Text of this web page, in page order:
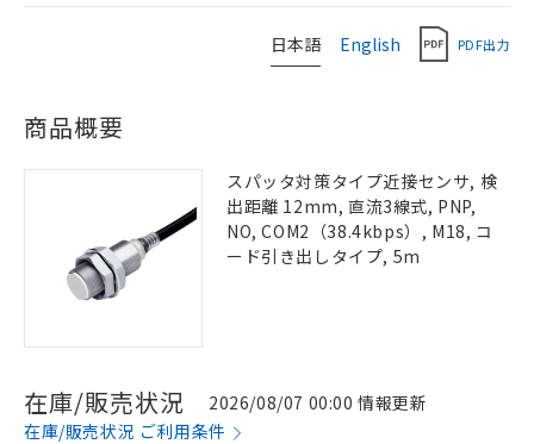
日本語 English PDF出力
商品概要
スパッタ対策タイプ近接センサ, 検
出距離 12mm, 直流3線式, PNP,
NO, COM2（38.4kbps）, M18, コ
ード引き出しタイプ, 5m
在庫/販売状況
2026/08/07 00:00 情報更新
在庫/販売状況 ご利用条件